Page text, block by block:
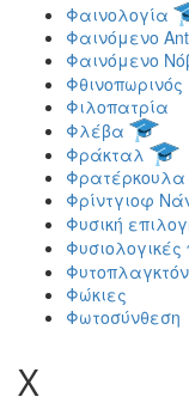
Φαινολογία
Φαινόμενο
Φαινόμενο
Φιλοπατρία
Φλέβα
Φράκταλ
Φρατέρκουλα
Φρίντγιοφ
Φυσική
Φυτοπλαγκτόν
Φώκιες
Φωτοσύνθεση
Χ